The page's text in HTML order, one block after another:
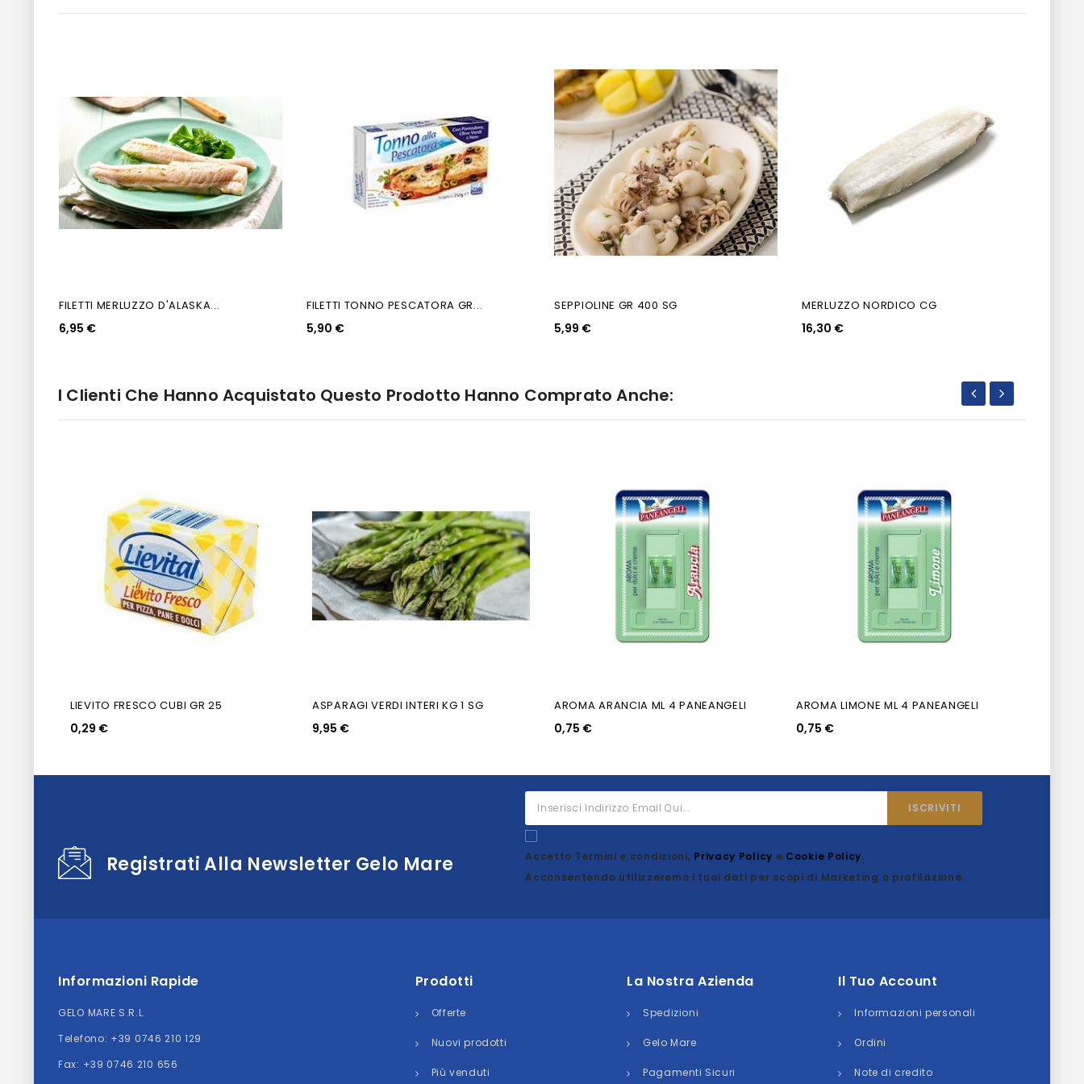
FILETTI MERLUZZO D'ALASKA...
6,95 €
FILETTI TONNO PESCATORA GR...
5,90 €
SEPPIOLINE GR 400 SG
5,99 €
MERLUZZO NORDICO CG
16,30 €
I Clienti Che Hanno Acquistato Questo Prodotto Hanno Comprato Anche:
LIEVITO FRESCO CUBI GR 25
0,29 €
ASPARAGI VERDI INTERI KG 1 SG
9,95 €
AROMA ARANCIA ML 4 PANEANGELI
0,75 €
AROMA LIMONE ML 4 PANEANGELI
0,75 €
Registrati Alla Newsletter Gelo Mare Accetto Termini e condizioni, Privacy Policy e Cookie Policy.
Acconsentendo utilizzeremo i tuoi dati per scopi di Marketing o profilazione.
Informazioni Rapide
GELO MARE S.R.L.
Telefono: +39 0746 210 129
Fax: +39 0746 210 656
Prodotti
Offerte
Nuovi prodotti
Più venduti
La Nostra Azienda
Spedizioni
Gelo Mare
Pagamenti Sicuri
Il Tuo Account
Informazioni personali
Ordini
Note di credito